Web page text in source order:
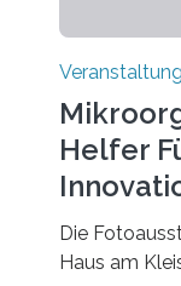
Helfer
Die
Haus am